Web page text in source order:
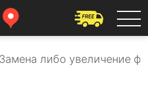
Замена либо увеличение